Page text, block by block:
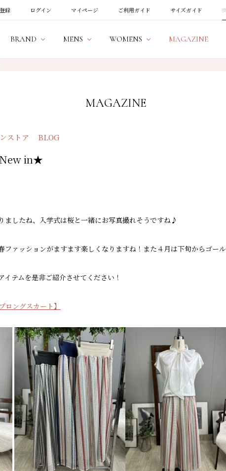
録 ログイン マイページ ご利用ガイド サイズガイド
BRAND MENS WOMENS MAGAZINE
MAGAZINE
ストア BLOG
in★
ましたね、入学式は桜と一緒にお写真撮れそうですね♪
ファッションがますます楽しくなりますね！また４月は下旬からゴー
テムを是非ご紹介させてください！
ングスカート】